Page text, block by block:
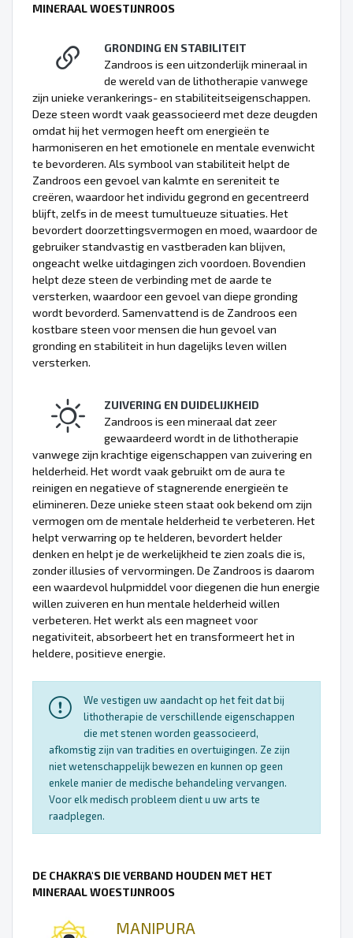
MINERAAL WOESTIJNROOS
GRONDING EN STABILITEIT
Zandroos is een uitzonderlijk mineraal in
de wereld van de lithotherapie vanwege
zijn unieke verankerings- en stabiliteitseigenschappen.
Deze steen wordt vaak geassocieerd met deze deugden
omdat hij het vermogen heeft om energieën te
harmoniseren en het emotionele en mentale evenwicht
te bevorderen. Als symbool van stabiliteit helpt de
Zandroos een gevoel van kalmte en sereniteit te
creëren, waardoor het individu gegrond en gecentreerd
blijft, zelfs in de meest tumultueuze situaties. Het
bevordert doorzettingsvermogen en moed, waardoor de
gebruiker standvastig en vastberaden kan blijven,
ongeacht welke uitdagingen zich voordoen. Bovendien
helpt deze steen de verbinding met de aarde te
versterken, waardoor een gevoel van diepe gronding
wordt bevorderd. Samenvattend is de Zandroos een
kostbare steen voor mensen die hun gevoel van
gronding en stabiliteit in hun dagelijks leven willen
versterken.
ZUIVERING EN DUIDELIJKHEID
Zandroos is een mineraal dat zeer
gewaardeerd wordt in de lithotherapie
vanwege zijn krachtige eigenschappen van zuivering en
helderheid. Het wordt vaak gebruikt om de aura te
reinigen en negatieve of stagnerende energieën te
elimineren. Deze unieke steen staat ook bekend om zijn
vermogen om de mentale helderheid te verbeteren. Het
helpt verwarring op te helderen, bevordert helder
denken en helpt je de werkelijkheid te zien zoals die is,
zonder illusies of vervormingen. De Zandroos is daarom
een waardevol hulpmiddel voor diegenen die hun energie
willen zuiveren en hun mentale helderheid willen
verbeteren. Het werkt als een magneet voor
negativiteit, absorbeert het en transformeert het in
heldere, positieve energie.
We vestigen uw aandacht op het feit dat bij
lithotherapie de verschillende eigenschappen
die met stenen worden geassocieerd,
afkomstig zijn van tradities en overtuigingen. Ze zijn
niet wetenschappelijk bewezen en kunnen op geen
enkele manier de medische behandeling vervangen.
Voor elk medisch probleem dient u uw arts te
raadplegen.
DE CHAKRA'S DIE VERBAND HOUDEN MET HET
MINERAAL WOESTIJNROOS
MANIPURA